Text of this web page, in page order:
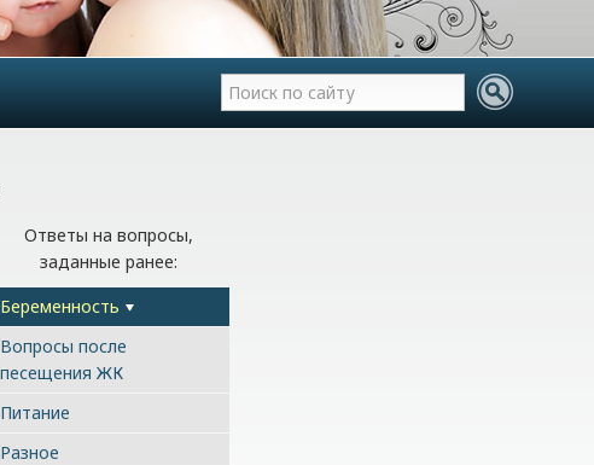
Ответы на вопросы,
заданные ранее:
Беременность
Вопросы после
песещения ЖК
Питание
Разное